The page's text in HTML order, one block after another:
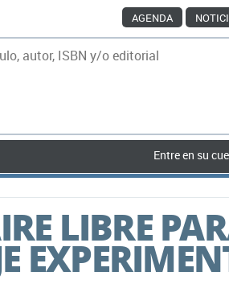
AGENDA
Entre en su
LIBRE